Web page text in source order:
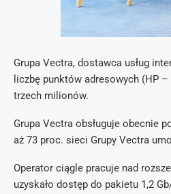
Grupa Vectra, dostawca usług
liczbę punktów adresowych (HP
trzech milionów.
Grupa Vectra obsługuje obecnie
aż 73 proc. sieci Grupy Vectra
Operator ciągle pracuje nad
uzyskało dostęp do pakietu 1,2